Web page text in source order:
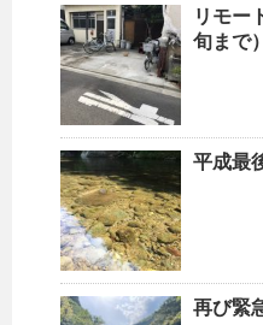
リモー
旬まで
平成最
再び緊